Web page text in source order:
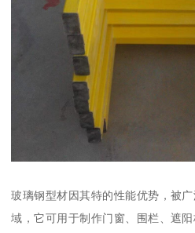
玻璃钢型材因其特的性能优势，被
域，它可用于制作门窗、围栏、遮